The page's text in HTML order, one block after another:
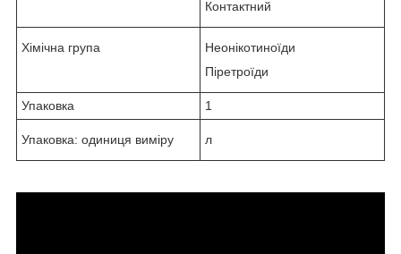
Контактний
Хімічна група
Неонікотиноїди
Піретроїди
Упаковка 1
Упаковка: одиниця виміру л